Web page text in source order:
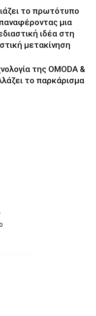
το πρωτότυπο
μια
ιδέα στη
μετακίνηση
της OMODA &
το παρκάρισμα